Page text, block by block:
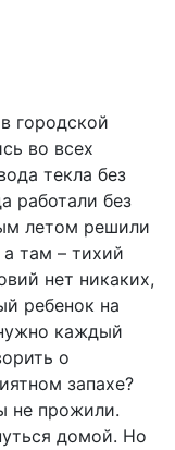
городской
во всех
текла без
работали без
летом решили
там – тихий
нет никаких,
ребенок на
каждый
о
запахе?
не прожили.
домой. Но